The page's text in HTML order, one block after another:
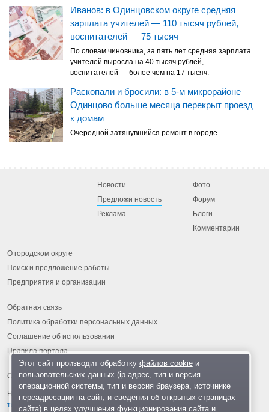
Иванов: в Одинцовском округе средняя
зарплата учителей — 110 тысяч рублей,
воспитателей — 75 тысяч
По словам чиновника, за пять лет средняя зарплата
учителей выросла на 40 тысяч рублей,
воспитателей — более чем на 17 тысяч.
Раскопали и бросили: в 5-м микрорайоне
Одинцово больше месяца перекрыт проезд
к домам
Очередной затянувшийся ремонт в городе.
Новости
Предложи новость
Реклама
Фото
Форум
Блоги
Комментарии
О городском округе
Поиск и предложение работы
Предприятия и организации
Обратная связь
Политика обработки персональных данных
Соглашение об использовании
Правила портала
На информационном ресурсе применяются рекомендательные
технологии
Этот сайт производит обработку файлов cookieи
пользовательских данных (ip-адрес, тип и версия
операционной системы, тип и версия браузера, источнике
переадресации на сайт, и сведения об открытых страницах
сайта) в целях улучшения функционирования сайта и